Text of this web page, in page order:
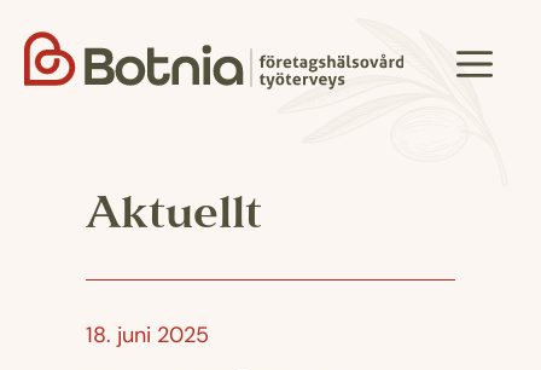
innehåll
Meny
Aktuellt
18. juni 2025